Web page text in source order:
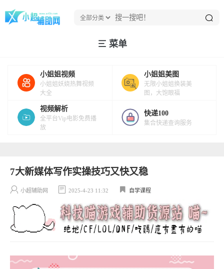
菜单
小姐姐视频
小姐姐妖娆热舞视频
大全
小姐姐美图
无限小姐姐换装美
图，大饱眼福
视频解析
全平台Vip电影免费播
放
快递100
集合快递查询服务
7大新媒体写作实操技巧又快又稳
小超辅助网 2025-4-23 11:32 自学课程